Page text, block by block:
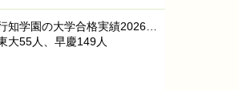
知学園の大学合格実績2026…
大55人、早慶149人